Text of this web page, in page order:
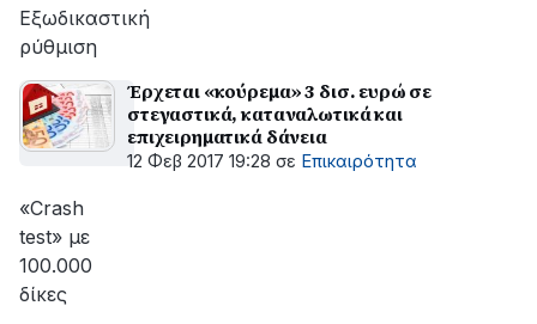
Εξωδικαστική
ρύθμιση
Έρχεται «κούρεμα» 3 δισ. ευρώ σε
στεγαστικά, καταναλωτικά και
επιχειρηματικά δάνεια
12 Φεβ 2017 19:28 σε Επικαιρότητα
«Crash
test» με
100.000
δίκες